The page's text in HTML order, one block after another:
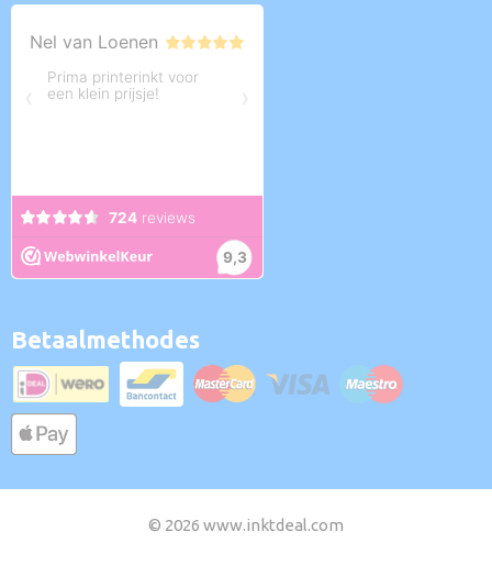
Betaalmethodes
© 2026 www.inktdeal.com